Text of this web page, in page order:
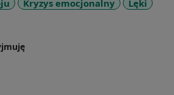
Kryzys emocjonalny Lęki